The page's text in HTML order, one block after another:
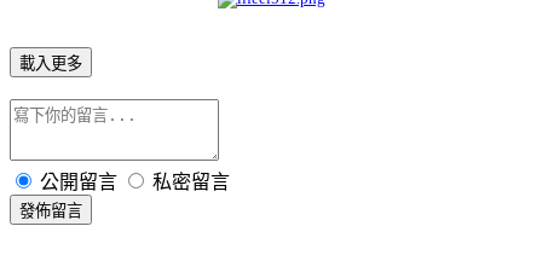
載入更多
公開留言 私密留言
發佈留言